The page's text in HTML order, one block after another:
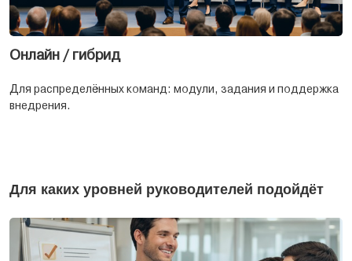
Онлайн / гибрид
Для распределённых команд: модули, задания и поддержка
внедрения.
Для каких уровней руководителей подойдёт